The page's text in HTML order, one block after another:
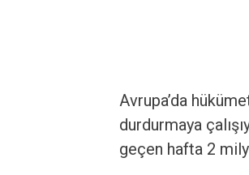
Avrupa’da
durdurmaya
geçen hafta 2